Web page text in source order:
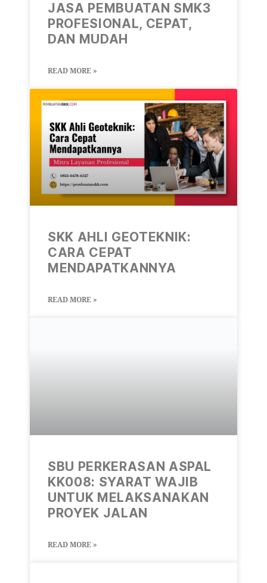
JASA PEMBUATAN SMK3
PROFESIONAL, CEPAT,
DAN MUDAH
READ MORE »
SKK AHLI GEOTEKNIK:
CARA CEPAT
MENDAPATKANNYA
READ MORE »
SBU PERKERASAN ASPAL
KK008: SYARAT WAJIB
UNTUK MELAKSANAKAN
PROYEK JALAN
READ MORE »